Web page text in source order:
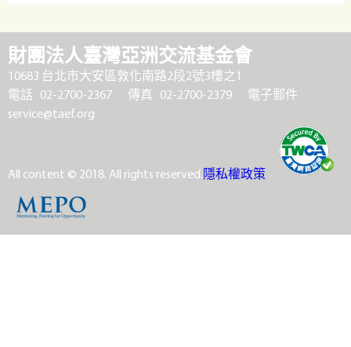
財團法人臺灣亞洲交流基金會
10683 台北市大安區敦化南路2段2號3樓之1
電話 02-2700-2367
傳真 02-2700-2379
電子郵件
service@taef.org
All content © 2018. All rights reserved.隱私權政策